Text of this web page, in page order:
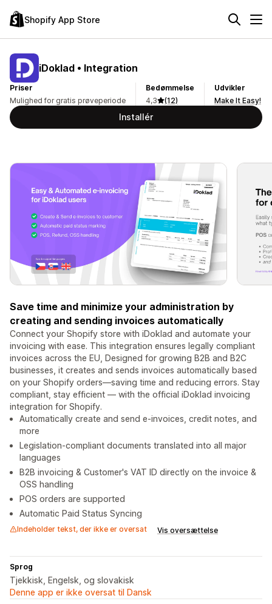
Shopify App Store
iDoklad • Integration
Priser
Mulighed for gratis prøveperiode
Bedømmelse
4,3
(12)
Udvikler
Make It Easy!
Installér
Save time and minimize your administration by
creating and sending invoices automatically
Connect your Shopify store with iDoklad and automate your
invoicing with ease. This integration ensures legally compliant
invoices across the EU, Designed for growing B2B and B2C
businesses, it creates and sends invoices automatically based
on your Shopify orders—saving time and reducing errors. Stay
compliant, stay efficient — with the official iDoklad invoicing
integration for Shopify.
Automatically create and send e-invoices, credit notes, and
more
Legislation-compliant documents translated into all major
languages
B2B invoicing & Customer's VAT ID directly on the invoice &
OSS handling
POS orders are supported
Automatic Paid Status Syncing
Indeholder tekst, der ikke er oversat Vis oversættelse
Sprog
Tjekkisk, Engelsk, og slovakisk
Denne app er ikke oversat til Dansk